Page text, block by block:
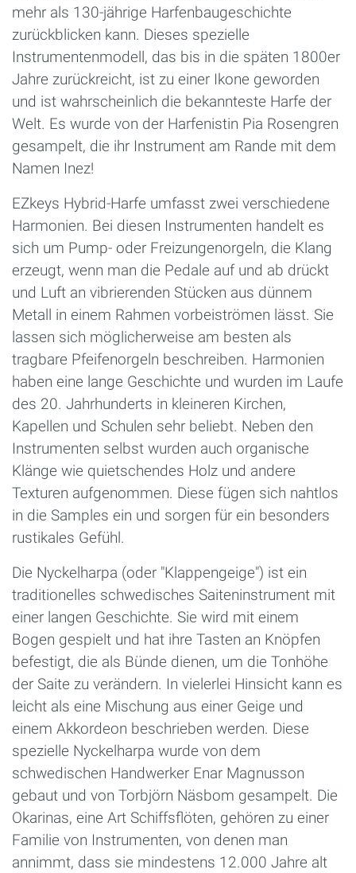
mehr als 130-jährige Harfenbaugeschichte
zurückblicken kann. Dieses spezielle
Instrumentenmodell, das bis in die späten 1800er
Jahre zurückreicht, ist zu einer Ikone geworden
und ist wahrscheinlich die bekannteste Harfe der
Welt. Es wurde von der Harfenistin Pia Rosengren
gesampelt, die ihr Instrument am Rande mit dem
Namen Inez!
EZkeys Hybrid-Harfe umfasst zwei verschiedene
Harmonien. Bei diesen Instrumenten handelt es
sich um Pump- oder Freizungenorgeln, die Klang
erzeugt, wenn man die Pedale auf und ab drückt
und Luft an vibrierenden Stücken aus dünnem
Metall in einem Rahmen vorbeiströmen lässt. Sie
lassen sich möglicherweise am besten als
tragbare Pfeifenorgeln beschreiben. Harmonien
haben eine lange Geschichte und wurden im Laufe
des 20. Jahrhunderts in kleineren Kirchen,
Kapellen und Schulen sehr beliebt. Neben den
Instrumenten selbst wurden auch organische
Klänge wie quietschendes Holz und andere
Texturen aufgenommen. Diese fügen sich nahtlos
in die Samples ein und sorgen für ein besonders
rustikales Gefühl.
Die Nyckelharpa (oder "Klappengeige") ist ein
traditionelles schwedisches Saiteninstrument mit
einer langen Geschichte. Sie wird mit einem
Bogen gespielt und hat ihre Tasten an Knöpfen
befestigt, die als Bünde dienen, um die Tonhöhe
der Saite zu verändern. In vielerlei Hinsicht kann es
leicht als eine Mischung aus einer Geige und
einem Akkordeon beschrieben werden. Diese
spezielle Nyckelharpa wurde von dem
schwedischen Handwerker Enar Magnusson
gebaut und von Torbjörn Näsbom gesampelt. Die
Okarinas, eine Art Schiffsflöten, gehören zu einer
Familie von Instrumenten, von denen man
annimmt, dass sie mindestens 12.000 Jahre alt